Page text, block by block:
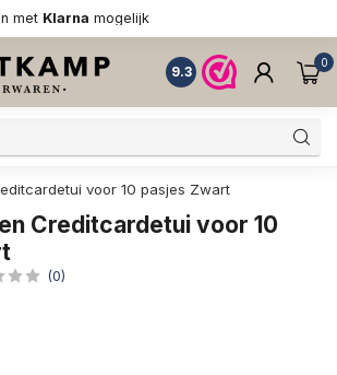
met Klarna mogelijk
9.3
0
voor 10 pasjes Zwart
Creditcardetui voor 10
(0)